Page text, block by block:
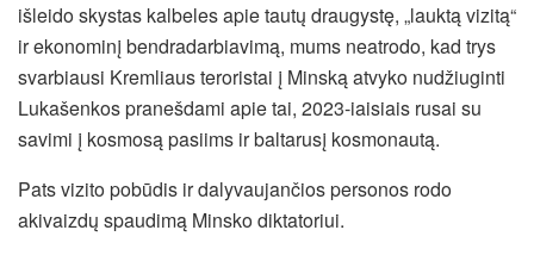
išleido skystas kalbeles apie tautų draugystę, „lauktą vizitą“
ir ekonominį bendradarbiavimą, mums neatrodo, kad trys
svarbiausi Kremliaus teroristai į Minską atvyko nudžiuginti
Lukašenkos pranešdami apie tai, 2023-iaisiais rusai su
savimi į kosmosą pasiims ir baltarusį kosmonautą.
Pats vizito pobūdis ir dalyvaujančios personos rodo
akivaizdų spaudimą Minsko diktatoriui.